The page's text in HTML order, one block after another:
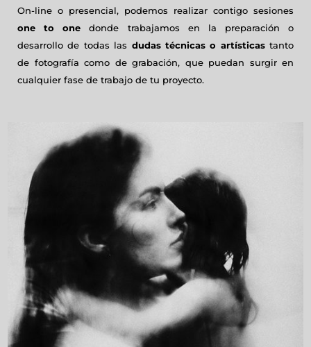
On-line o presencial, podemos realizar contigo sesiones
one to one donde trabajamos en la preparación o
desarrollo de todas las dudas técnicas o artísticastanto
de fotografía como de grabación, que puedan surgir en
cualquier fase de trabajo de tu proyecto.